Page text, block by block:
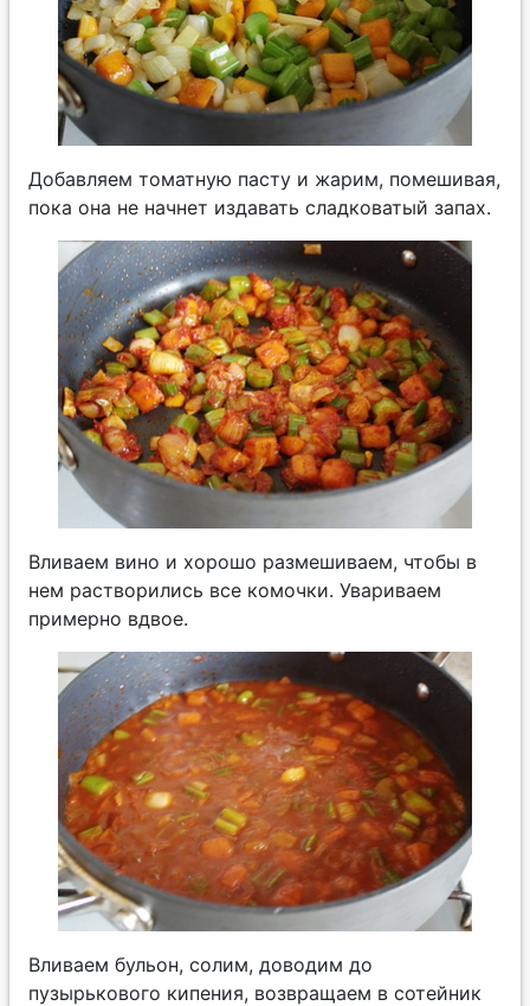
Добавляем томатную пасту и жарим, помешивая,
пока она не начнет издавать сладковатый запах.
Вливаем вино и хорошо размешиваем, чтобы в
нем растворились все комочки. Увариваем
примерно вдвое.
Вливаем бульон, солим, доводим до
пузырькового кипения, возвращаем в сотейник